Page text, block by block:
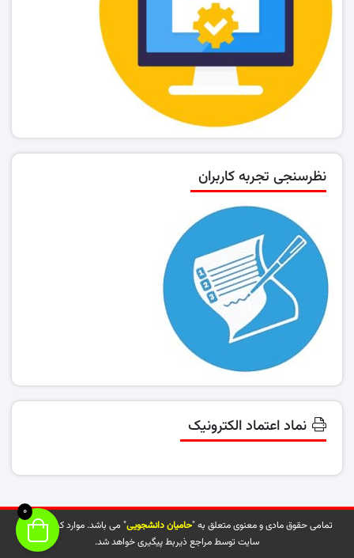
نظرسنجی تجربه کاربران
نماد اعتماد الکترونیک
تمامی حقوق مادی و معنوی متعلق به "حامیان دانشجویی" می باشد. موارد کپی شده از
سایت توسط مراجع ذیربط پیگیری خواهد شد.
0